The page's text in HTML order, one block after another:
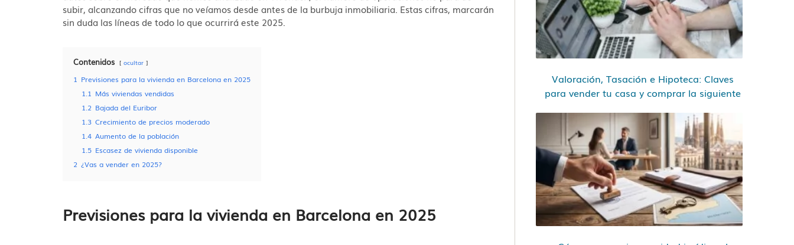
subir, alcanzando cifras que no veíamos desde antes de la burbuja inmobiliaria. Estas cifras, marcarán
sin duda las líneas de todo lo que ocurrirá este 2025.
Contenidos ocultar
1 Previsiones para la vivienda en Barcelona en 2025
1.1 Más viviendas vendidas
1.2 Bajada del Euribor
1.3 Crecimiento de precios moderado
1.4 Aumento de la población
1.5 Escasez de vivienda disponible
2 ¿Vas a vender en 2025?
Previsiones para la vivienda en Barcelona en 2025
Valoración, Tasación e Hipoteca: Claves
para vender tu casa y comprar la siguiente